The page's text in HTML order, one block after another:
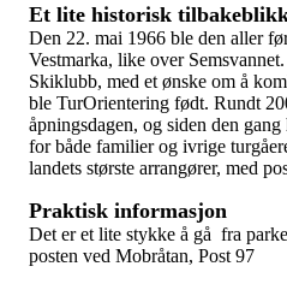
Et lite historisk
Den 22. mai 1966 ble den aller
Vestmarka, like over
Skiklubb, med et ønske om å
ble TurOrientering født. Rundt
åpningsdagen, og siden den
for både familier og ivrige
landets største arrangører, med
Praktisk informasjon
Det er et lite stykke å gå fra
posten ved Mobråtan, Post 97